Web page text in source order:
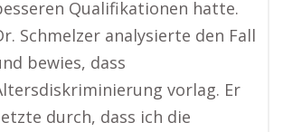
Qualifikationen hatte.
Schmelzer analysierte den Fall
bewies, dass
vorlag. Er
durch, dass ich die